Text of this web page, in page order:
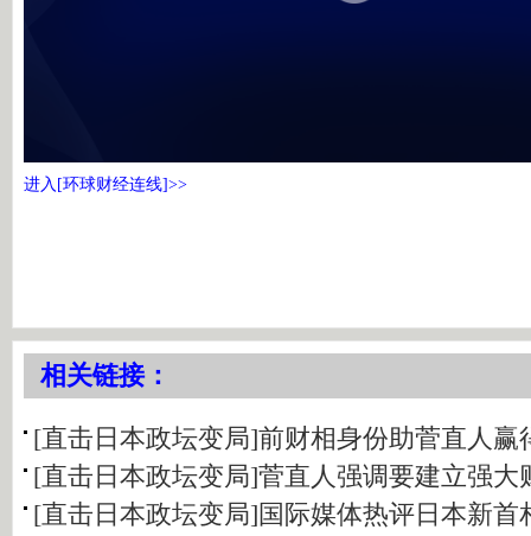
进入[环球财经连线]>>
相关链接：
[直击日本政坛变局]前财相身份助菅直人赢
[直击日本政坛变局]菅直人强调要建立强大
[直击日本政坛变局]国际媒体热评日本新首